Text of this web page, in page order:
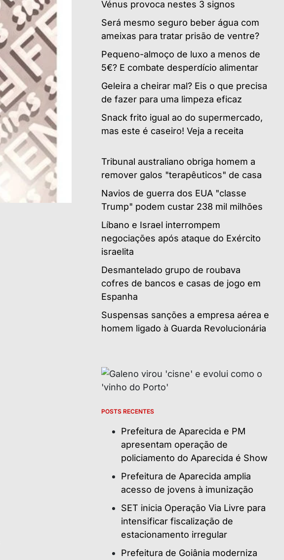
Vénus provoca nestes 3 signos
Será mesmo seguro beber água com
ameixas para tratar prisão de ventre?
Pequeno-almoço de luxo a menos de
5€? E combate desperdício alimentar
Geleira a cheirar mal? Eis o que precisa
de fazer para uma limpeza eficaz
Snack frito igual ao do supermercado,
mas este é caseiro! Veja a receita
Tribunal australiano obriga homem a
remover galos "terapêuticos" de casa
Navios de guerra dos EUA "classe
Trump" podem custar 238 mil milhões
Líbano e Israel interrompem
negociações após ataque do Exército
israelita
Desmantelado grupo de roubava
cofres de bancos e casas de jogo em
Espanha
Suspensas sanções a empresa aérea e
homem ligado à Guarda Revolucionária
POSTS RECENTES
Prefeitura de Aparecida e PM
apresentam operação de
policiamento do Aparecida é Show
Prefeitura de Aparecida amplia
acesso de jovens à imunização
SET inicia Operação Via Livre para
intensificar fiscalização de
estacionamento irregular
Prefeitura de Goiânia moderniza